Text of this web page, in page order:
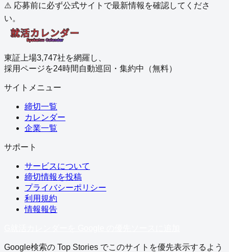
⚠️ 応募前に必ず公式サイトで最新情報を確認してくださ
い。
東証上場3,747社を網羅し、
採用ページを24時間自動巡回・集約中（無料）
サイトメニュー
締切一覧
カレンダー
企業一覧
サポート
サービスについて
締切情報を投稿
プライバシーポリシー
利用規約
情報報告
Google検索の Top Stories でこのサイトを優先表示するよう